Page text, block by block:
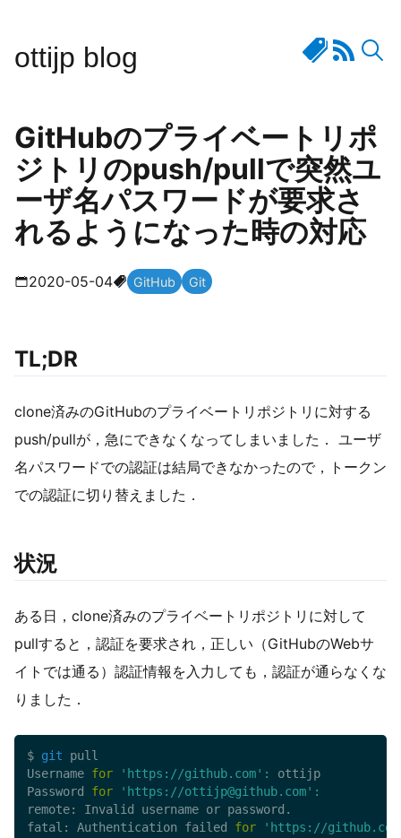
ottijp blog
GitHubのプライベートリポ
ジトリのpush/pullで突然ユ
ーザ名パスワードが要求さ
れるようになった時の対応
2020-05-04 GitHub Git
TL;DR
clone済みのGitHubのプライベートリポジトリに対する
push/pullが，急にできなくなってしまいました． ユーザ
名パスワードでの認証は結局できなかったので，トークン
での認証に切り替えました．
状況
ある日，clone済みのプライベートリポジトリに対して
pullすると，認証を要求され，正しい（GitHubのWebサ
イトでは通る）認証情報を入力しても，認証が通らなくな
りました．
$ git pull
Username for 'https://github.com' :
ottijp
Password for 'https://ottijp@github.com' :
remote: Invalid username or password.
fatal: Authentication failed for 'https://github.com/